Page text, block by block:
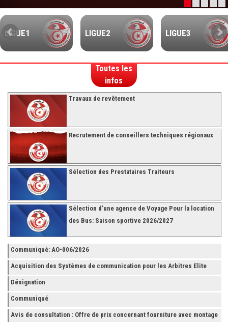
Feuille de match 2016/2017
-Ligue I-
-Ligue II-
LIGUE1 LIGUE2 LIGUE3
Toutes les
infos
Travaux de revêtement
Recrutement de conseillers techniques régionaux
Sélection des Prestataires Traiteurs
Sélection d’une agence de Voyage Pour la location
des Bus: Saison sportive 2026/2027
Communiqué: AO-006/2026
Acquisition des Systèmes de communication pour les Arbitres Elite
Désignation
Communiqué
Avis de consultation : Offre de prix concernant fourniture avec montage